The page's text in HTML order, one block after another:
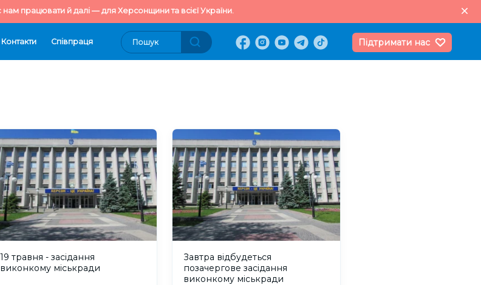
працювати й далі — для Херсонщини та всієї України.
Контакти Cпівпраця Підтримати нас
19 травня - засідання
виконкому міськради
Завтра відбудеться
позачергове засідання
виконкому міськради